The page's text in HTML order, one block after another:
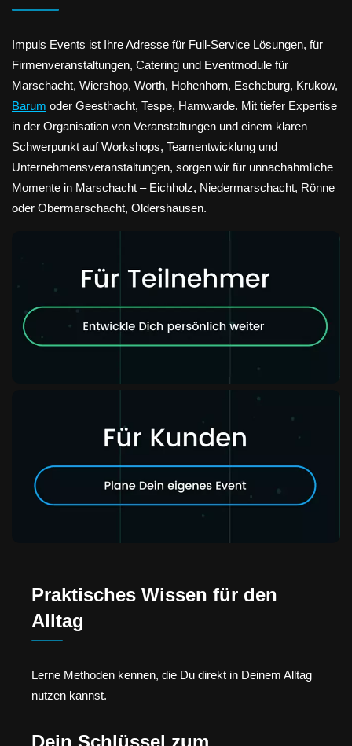
Impuls Events ist Ihre Adresse für Full-Service Lösungen, für
Firmenveranstaltungen, Catering und Eventmodule für
Marschacht, Wiershop, Worth, Hohenhorn, Escheburg, Krukow,
Barum oder Geesthacht, Tespe, Hamwarde. Mit tiefer Expertise
in der Organisation von Veranstaltungen und einem klaren
Schwerpunkt auf Workshops, Teamentwicklung und
Unternehmensveranstaltungen, sorgen wir für unnachahmliche
Momente in Marschacht – Eichholz, Niedermarschacht, Rönne
oder Obermarschacht, Oldershausen.
Praktisches Wissen für den
Alltag
Lerne Methoden kennen, die Du direkt in Deinem Alltag
nutzen kannst.
Dein Schlüssel zum